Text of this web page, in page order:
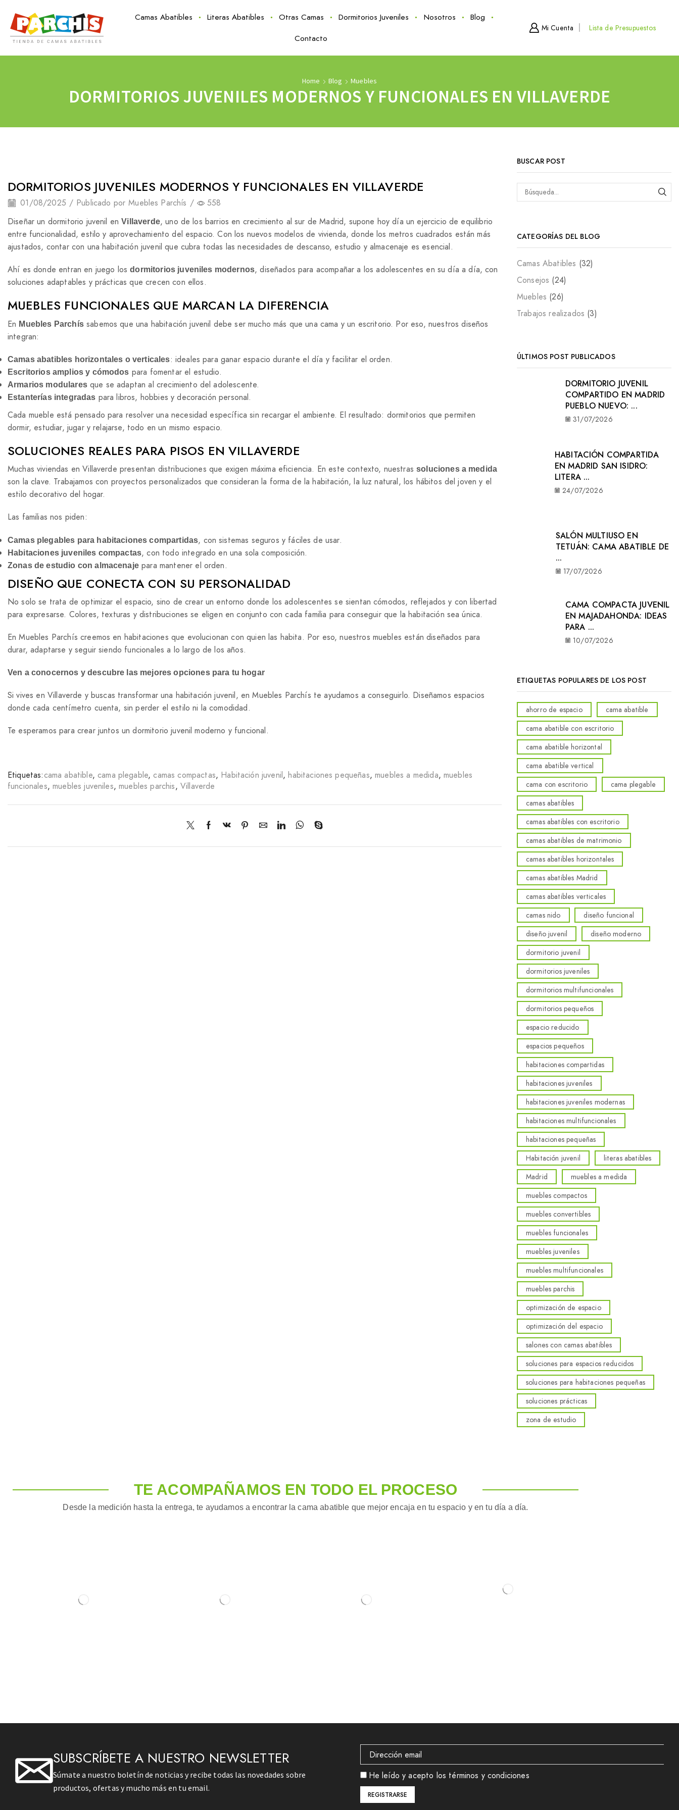
Camas Abatibles Literas Abatibles Otras Camas Dormitorios Juveniles Nosotros
Blog
Contacto
Mi Cuenta Lista de Presupuestos
Home Blog Muebles
DORMITORIOS JUVENILES MODERNOS Y FUNCIONALES EN VILLAVERDE
DORMITORIOS JUVENILES MODERNOS Y FUNCIONALES EN VILLAVERDE
01/08/2025 / Publicado por Muebles Parchís /
558
Diseñar un dormitorio juvenil enVillaverde, uno de los barrios en crecimiento al sur de Madrid, supone hoy día un ejercicio de equilibrio
entre funcionalidad, estilo y aprovechamiento del espacio. Con los nuevos modelos de vivienda, donde los metros cuadrados están más
ajustados, contar con una habitación juvenil que cubra todas las necesidades de descanso, estudio y almacenaje es esencial.
Ahí es donde entran en juego losdormitorios juveniles modernos, diseñados para acompañar a los adolescentes en su día a día, con
soluciones adaptables y prácticas que crecen con ellos.
MUEBLES FUNCIONALES QUE MARCAN LA DIFERENCIA
En Muebles Parchíssabemos que una habitación juvenil debe ser mucho más que una cama y un escritorio. Por eso, nuestros diseños
integran:
Camas abatibles horizontales o verticales: ideales para ganar espacio durante el día y facilitar el orden.
Escritorios amplios y cómodos para fomentar el estudio.
Armarios modularesque se adaptan al crecimiento del adolescente.
Estanterías integradas para libros, hobbies y decoración personal.
Cada mueble está pensado para resolver una necesidad específica sin recargar el ambiente. El resultado: dormitorios que permiten
dormir, estudiar, jugar y relajarse, todo en un mismo espacio.
SOLUCIONES REALES PARA PISOS EN VILLAVERDE
Muchas viviendas en Villaverde presentan distribuciones que exigen máxima eficiencia. En este contexto, nuestrassoluciones a medida
son la clave. Trabajamos con proyectos personalizados que consideran la forma de la habitación, la luz natural, los hábitos del joven y el
estilo decorativo del hogar.
Las familias nos piden:
Camas plegables para habitaciones compartidas, con sistemas seguros y fáciles de usar.
Habitaciones juveniles compactas, con todo integrado en una sola composición.
Zonas de estudio con almacenajepara mantener el orden.
DISEÑO QUE CONECTA CON SU PERSONALIDAD
No solo se trata de optimizar el espacio, sino de crear un entorno donde los adolescentes se sientan cómodos, reflejados y con libertad
para expresarse. Colores, texturas y distribuciones se eligen en conjunto con cada familia para conseguir que la habitación sea única.
En Muebles Parchís creemos en habitaciones que evolucionan con quien las habita. Por eso, nuestros muebles están diseñados para
durar, adaptarse y seguir siendo funcionales a lo largo de los años.
Ven a conocernos y descubre las mejores opciones para tu hogar
Si vives en Villaverde y buscas transformar una habitación juvenil, en Muebles Parchís te ayudamos a conseguirlo. Diseñamos espacios
donde cada centímetro cuenta, sin perder el estilo ni la comodidad.
Te esperamos para crear juntos un dormitorio juvenil moderno y funcional.
Etiquetas:cama abatible, cama plegable, camas compactas, Habitación juvenil,habitaciones pequeñas,muebles a medida, muebles
funcionales,muebles juveniles,muebles parchis, Villaverde
BUSCAR POST
CATEGORÍAS DEL BLOG
Camas Abatibles (32)
Consejos (24)
Muebles (26)
Trabajos realizados (3)
ÚLTIMOS POST PUBLICADOS
DORMITORIO JUVENIL
COMPARTIDO EN MADRID
PUEBLO NUEVO: ...
31/07/2026
HABITACIÓN COMPARTIDA
EN MADRID SAN ISIDRO:
LITERA ...
24/07/2026
SALÓN MULTIUSO EN
TETUÁN: CAMA ABATIBLE DE
...
17/07/2026
CAMA COMPACTA JUVENIL
EN MAJADAHONDA: IDEAS
PARA ...
10/07/2026
ETIQUETAS POPULARES DE LOS POST
ahorro de espacio
cama abatible
cama abatible con escritorio
cama abatible horizontal
cama abatible vertical
cama con escritorio
cama plegable
camas abatibles
camas abatibles con escritorio
camas abatibles de matrimonio
camas abatibles horizontales
camas abatibles Madrid
camas abatibles verticales
camas nido
diseño funcional
diseño juvenil
diseño moderno
dormitorio juvenil
dormitorios juveniles
dormitorios multifuncionales
dormitorios pequeños
espacio reducido
espacios pequeños
habitaciones compartidas
habitaciones juveniles
habitaciones juveniles modernas
habitaciones multifuncionales
habitaciones pequeñas
Habitación juvenil
literas abatibles
Madrid
muebles a medida
muebles compactos
muebles convertibles
muebles funcionales
muebles juveniles
muebles multifuncionales
muebles parchis
optimización de espacio
optimización del espacio
salones con camas abatibles
soluciones para espacios reducidos
soluciones para habitaciones pequeñas
soluciones prácticas
zona de estudio
TE ACOMPAÑAMOS EN TODO EL PROCESO
Desde la medición hasta la entrega, te ayudamos a encontrar la cama abatible que mejor encaja en tu espacio y en tu día a día.
SUBSCRÍBETE A NUESTRO NEWSLETTER
Súmate a nuestro boletín de noticias y recibe todas las novedades sobre
productos, ofertas y mucho más en tu email.
He leído y acepto los términos y condiciones